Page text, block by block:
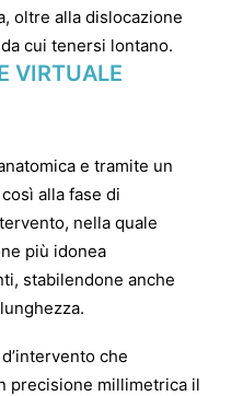
oltre alla dislocazione
cui tenersi lontano.
VIRTUALE
e tramite un
alla fase di
nella quale
più idonea
stabilendone anche
che
precisione millimetrica il